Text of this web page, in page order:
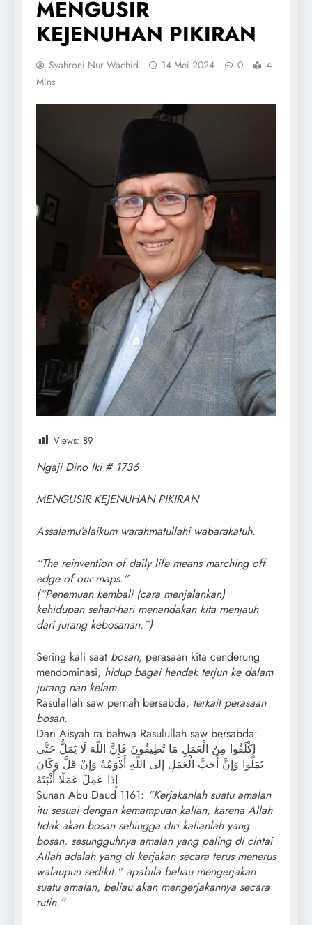
MENGUSIR
KEJENUHAN PIKIRAN
Syahroni Nur Wachid 14 Mei 2024 0
4
Mins
Views: 89
Ngaji Dino Iki # 1736
MENGUSIR KEJENUHAN PIKIRAN
Assalamu’alaikum warahmatullahi wabarakatuh.
“The reinvention of daily life means marching off
edge of our maps.”
(“Penemuan kembali (cara menjalankan)
kehidupan sehari-hari menandakan kita menjauh
dari jurang kebosanan.”)
Sering kali saat bosan, perasaan kita cenderung
mendominasi, hidup bagai hendak terjun ke dalam
jurang nan kelam.
Rasulallah saw pernah bersabda, terkait perasaan
bosan.
Dari Aisyah ra bahwa Rasulullah saw bersabda:
اكْلَفُوا مِنْ الْعَمَلِ مَا تُطِيقُونَ فَإِنَّ اللَّهَ لَا يَمَلُّ حَتَّى
تَمَلُّوا وَإِنَّ أَحَبَّ الْعَمَلِ إِلَى اللَّهِ أَدْوَمُهُ وَإِنْ قَلَّ وَكَانَ
إِذَا عَمِلَ عَمَلًا أَثْبَتَهُ
Sunan Abu Daud 1161: “Kerjakanlah suatu amalan
itu sesuai dengan kemampuan kalian, karena Allah
tidak akan bosan sehingga diri kalianlah yang
bosan, sesungguhnya amalan yang paling di cintai
Allah adalah yang di kerjakan secara terus menerus
walaupun sedikit.” apabila beliau mengerjakan
suatu amalan, beliau akan mengerjakannya secara
rutin.”